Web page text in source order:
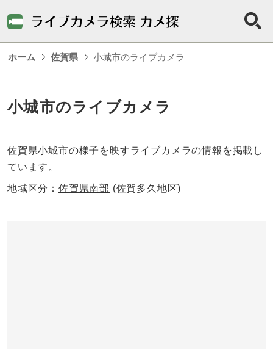
ホーム 佐賀県 小城市のライブカメラ
小城市のライブカメラ
佐賀県小城市の様子を映すライブカメラの情報を掲載し
ています。
地域区分： 佐賀県南部 (佐賀多久地区)